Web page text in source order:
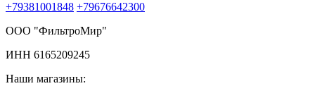
+79381001848 +79676642300
ООО "ФильтроМир"
ИНН 6165209245
Наши магазины: